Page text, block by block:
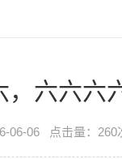
六六六
06-06 点击量： 260